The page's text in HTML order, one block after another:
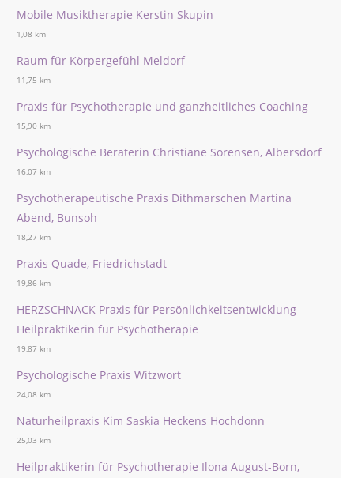
Mobile Musiktherapie Kerstin Skupin
1,08 km
Raum für Körpergefühl Meldorf
11,75 km
Praxis für Psychotherapie und ganzheitliches Coaching
15,90 km
Psychologische Beraterin Christiane Sörensen, Albersdorf
16,07 km
Psychotherapeutische Praxis Dithmarschen Martina
Abend, Bunsoh
18,27 km
Praxis Quade, Friedrichstadt
19,86 km
HERZSCHNACK Praxis für Persönlichkeitsentwicklung
Heilpraktikerin für Psychotherapie
19,87 km
Psychologische Praxis Witzwort
24,08 km
Naturheilpraxis Kim Saskia Heckens Hochdonn
25,03 km
Heilpraktikerin für Psychotherapie Ilona August-Born,